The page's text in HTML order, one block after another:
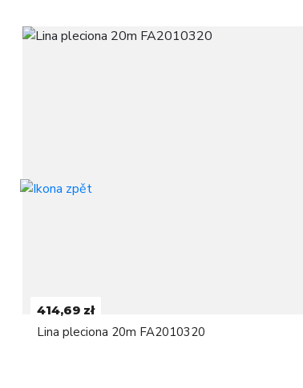
414,69 zł
Lina pleciona 20m FA2010320